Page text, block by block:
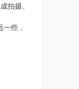
拍摄。
些，